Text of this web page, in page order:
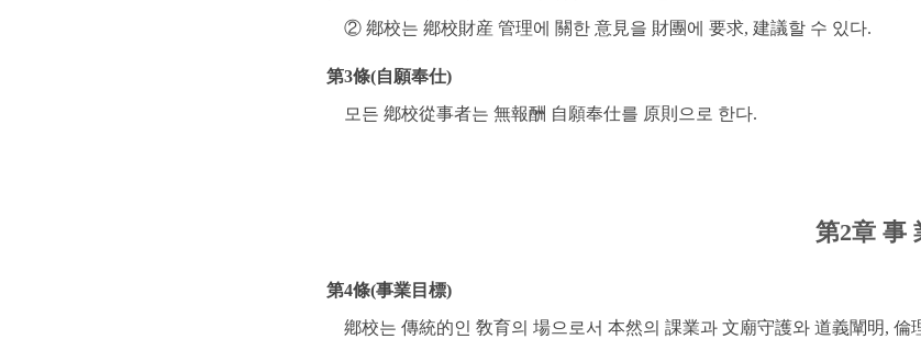
② 鄕校는 鄕校財産 管理에 關한 意見을 財團에 要求, 建議할 수 있다.
第3條(自願奉仕)
모든 鄕校從事者는 無報酬 自願奉仕를 原則으로 한다.
第2章 事
第4條(事業目標)
鄕校는 傳統的인 敎育의 場으로서 本然의 課業과 文廟守護와 道義闡明,